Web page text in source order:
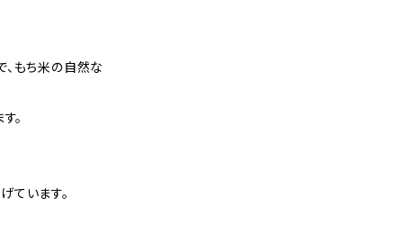
もち米の自然な
。
ています。